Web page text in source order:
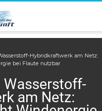
Hybridkraftwerk am Netz:
bei Flaute nutzbar
am Netz: